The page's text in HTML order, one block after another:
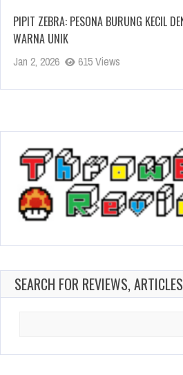
PIPIT ZEBRA: PESONA BURUNG KECIL
WARNA UNIK
Jan 2, 2026 615 Views
SEARCH FOR REVIEWS,